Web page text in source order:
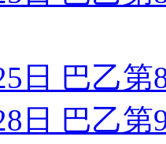
日 巴乙
日 巴乙